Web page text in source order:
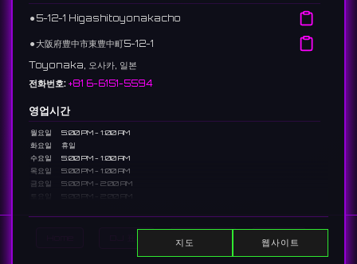
이벤트 표시 Search
⚫︎ 5-12-1 Higashitoyonakacho
⚫︎大阪府豊中市東豊中町5-12-1
Toyonaka, 오사카, 일본
전화번호: +81 6-6151-5594
영업시간
월요일
5:00 PM - 1:00 AM
화요일
휴일
수요일
5:00 PM - 1:00 AM
목요일
5:00 PM - 1:00 AM
금요일
5:00 PM - 2:00 AM
5:00 PM - 2:00 AM
A community-focused live cafe and bar in Toyonaka hosting
지도 웹사이트